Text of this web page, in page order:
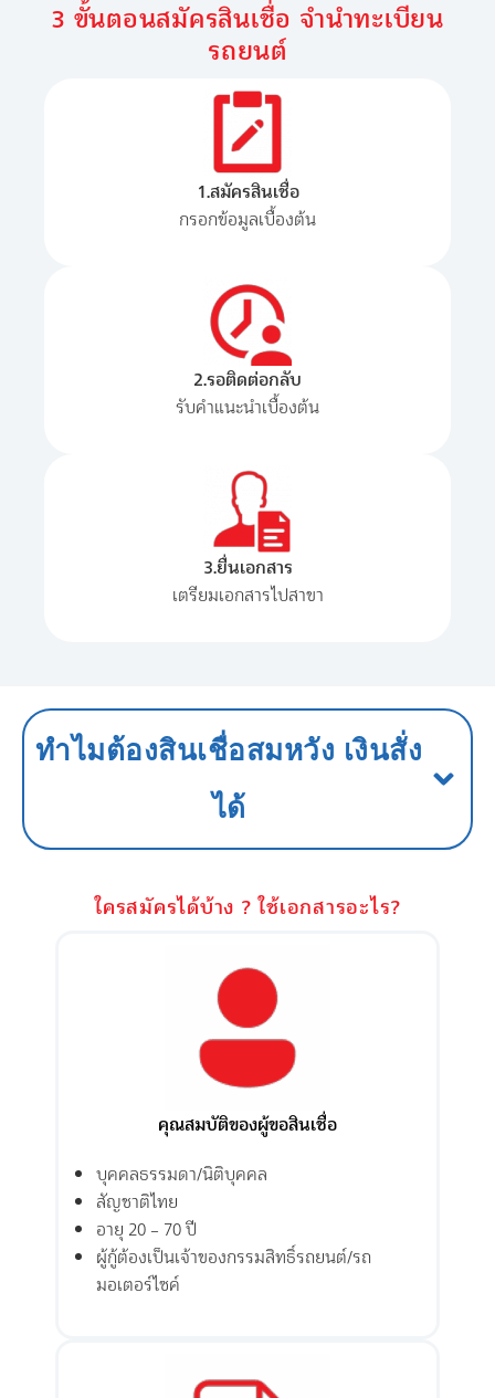
3 ขั้นตอนสมัครสินเชื่อ จำนำทะเบียน
รถยนต์
1.สมัครสินเชื่อ
กรอกข้อมูลเบื้องต้น
2.รอติดต่อกลับ
รับคำแนะนำเบื้องต้น
3.ยื่นเอกสาร
เตรียมเอกสารไปสาขา
ทำไมต้องสินเชื่อสมหวัง เงินสั่ง
ได้
ใครสมัครได้บ้าง ? ใช้เอกสารอะไร?
คุณสมบัติของผู้ขอสินเชื่อ
บุคคลธรรมดา/นิติบุคคล
สัญชาติไทย
อายุ 20 – 70 ปี
ผู้กู้ต้องเป็นเจ้าของกรรมสิทธิ์รถยนต์/รถ
มอเตอร์ไซค์